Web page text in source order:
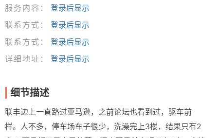
服务内容：
登录后显示
联系方式：
登录后显示
联系方式：
登录后显示
详细地址：
登录后显示
细节描述
联丰边上一直路过亚马逊，之前论坛也看到过，驱车前
样。人不多，停车场车子很少，洗澡完上3楼，结果只有2